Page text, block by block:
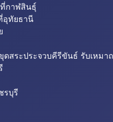
กาฬสินธุ์
อุทัยธานี
สระประจวบคีรีขันธ์ รับเหม
รบุรี